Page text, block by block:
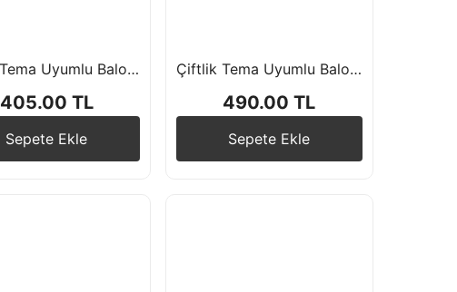
Çiftlik Tema Uyumlu Balon Zincir Seti
405.00 TL
Sepete Ekle
Çiftlik Tema Uyumlu Balon Zincir Seti
490.00 TL
Sepete Ekle